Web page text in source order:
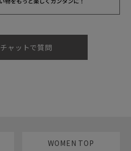
チャットで質問
WOMEN TOP